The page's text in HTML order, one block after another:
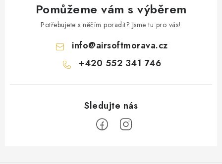
Pomůžeme vám s výběrem
Potřebujete s něčím poradit? Jsme tu pro vás!
info@airsoftmorava.cz
+420 552 341 746